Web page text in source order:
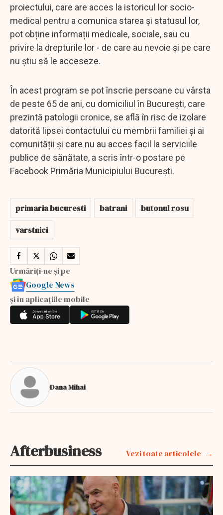
proiectului, care are acces la istoricul lor socio-
medical pentru a comunica starea și statusul lor,
pot obține informații medicale, sociale, sau cu
privire la drepturile lor - de care au nevoie și pe care
nu știu să le acceseze.
În acest program se pot înscrie persoane cu vârsta
de peste 65 de ani, cu domiciliul în București, care
prezintă patologii cronice, se află în risc de izolare
datorită lipsei contactului cu membrii familiei și ai
comunității și care nu au acces facil la serviciile
publice de sănătate, a scris într-o postare pe
Facebook Primăria Municipiului București.
primaria bucuresti batrani
butonul rosu
varstnici
Urmăriți-ne și pe
Google News
și în aplicațiile mobile
Dana Mihai
Afterbusiness Vezi toate articolele